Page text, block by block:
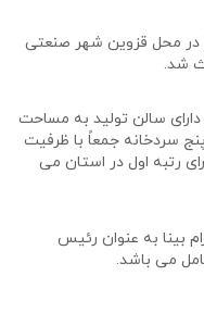
شرکت کنسرو سازی شیلانه در سال ۱۳۵۹ در محل قزوین شهر صنعتی
شد.
مساحت کل و دارای سالن تولید به مساحت
پنج سردخانه جمعاً با ظرفیت
رتبه اول در استان می
بینا به عنوان رئیس
می باشد.